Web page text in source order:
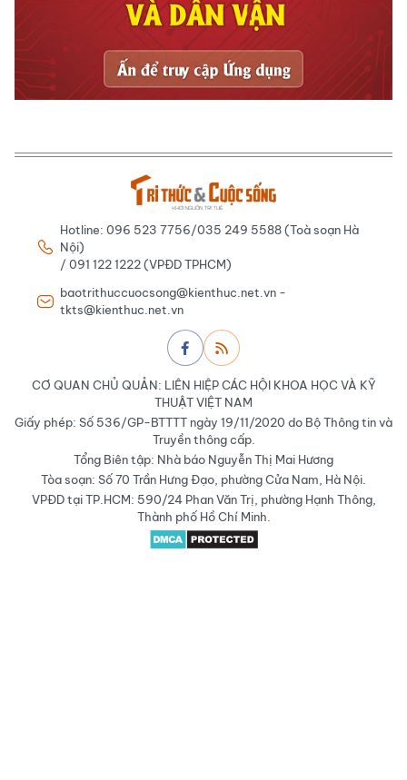
Hotline: 096 523 7756/035 249 5588 (Toà soạn Hà
Nội)
/ 091 122 1222 (VPĐD TPHCM)
baotrithuccuocsong@kienthuc.net.vn -
tkts@kienthuc.net.vn
CƠ QUAN CHỦ QUẢN: LIÊN HIỆP CÁC HỘI KHOA HỌC VÀ KỸ
THUẬT VIỆT NAM
Giấy phép: Số 536/GP-BTTTT ngày 19/11/2020 do Bộ Thông tin và
Truyền thông cấp.
Tổng Biên tập: Nhà báo Nguyễn Thị Mai Hương
Tòa soạn: Số 70 Trần Hưng Đạo, phường Cửa Nam, Hà Nội.
VPĐD tại TP.HCM: 590/24 Phan Văn Trị, phường Hạnh Thông,
Thành phố Hồ Chí Minh.